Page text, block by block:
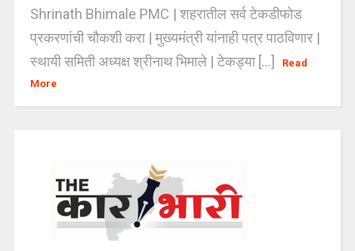
Shrinath Bhimale PMC | शहरातील सर्व टेकडीफोड
प्रकरणांची चौकशी करा | मुख्यमंत्री यांनाही पत्र पाठविणार |
स्थायी समिती अध्यक्ष श्रीनाथ भिमाले | टेकड्या [...]
Read
More